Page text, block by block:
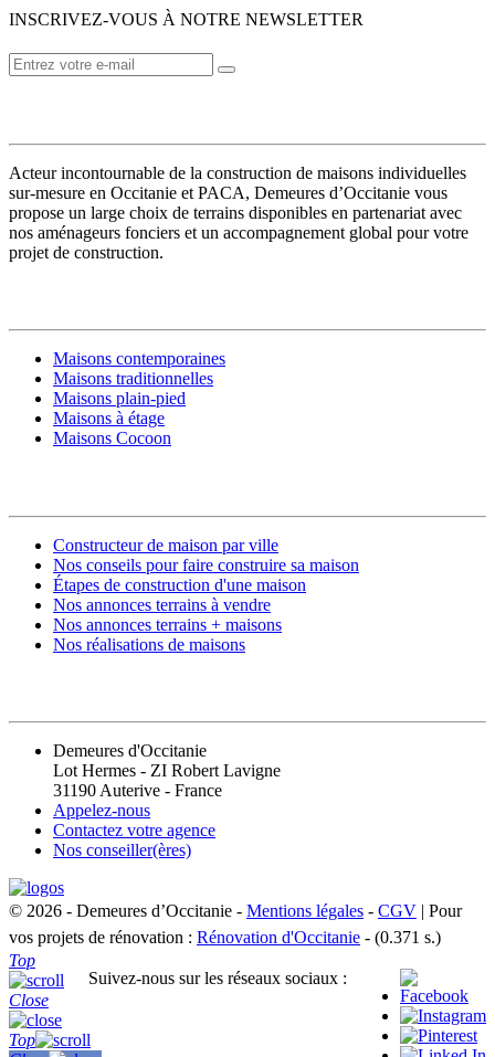
INSCRIVEZ-VOUS À NOTRE NEWSLETTER
Acteur incontournable de la construction de maisons individuelles
sur-mesure en Occitanie et PACA, Demeures d’Occitanie vous
propose un large choix de terrains disponibles en partenariat avec
nos aménageurs fonciers et un accompagnement global pour votre
projet de construction.
Maisons contemporaines
Maisons traditionnelles
Maisons plain-pied
Maisons à étage
Maisons Cocoon
Constructeur de maison par ville
Nos conseils pour faire construire sa maison
Étapes de construction d'une maison
Nos annonces terrains à vendre
Nos annonces terrains + maisons
Nos réalisations de maisons
Demeures d'Occitanie
Lot Hermes - ZI Robert Lavigne
31190 Auterive - France
Appelez-nous
Contactez votre agence
Nos conseiller(ères)
© 2026 - Demeures d’Occitanie - Mentions légales - CGV | Pour
vos projets de rénovation : Rénovation d'Occitanie - (0.371 s.)
Suivez-nous sur les réseaux sociaux :
Top
Close
Top